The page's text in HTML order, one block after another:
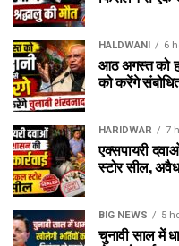
HALDWANI 6
आठ अगस्त को
को करेंगे
HARIDWAR 7
एक्सपायरी
स्टोर सील,
BIG NEWS 5
चुनावी साल में